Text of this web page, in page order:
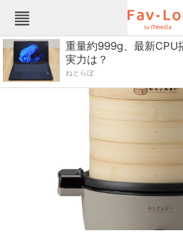
Fav-Logカテゴリー一覧
TOP
インテリア・収納 おも
ゲー
コンテンツ・サービス ス
スポーツ・レジャー スマ
パソコン・タブレット
重量約999g、最新CPU
実力は？
ねとらぼ